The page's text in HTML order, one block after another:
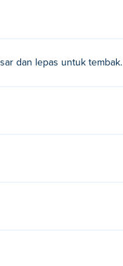
telefon dan tablet.
dan lepas untuk tembak.